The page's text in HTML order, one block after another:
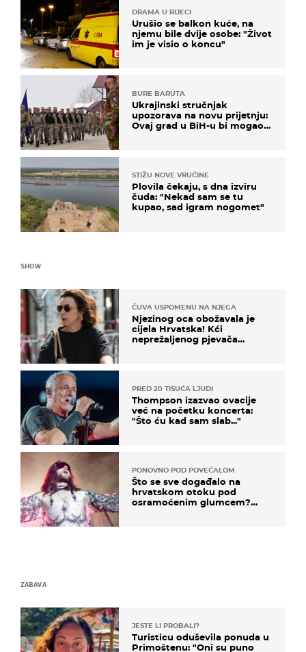
DRAMA U RIJECI
Urušio se balkon kuće, na
njemu bile dvije osobe: "Život
im je visio o koncu"
BURE BARUTA
Ukrajinski stručnjak
upozorava na novu prijetnju:
Ovaj grad u BiH-u bi mogao
STIŽU NOVE VRUĆINE
Plovila čekaju, s dna izviru
čuda: "Nekad sam se tu
kupao, sad igram nogomet"
SHOW
ČUVA USPOMENU NA NJEGA
Njezinog oca obožavala je
cijela Hrvatska! Kći
neprežaljenog pjevača
PRED 20 TISUĆA LJUDI
Thompson izazvao ovacije
već na početku koncerta:
"Što ću kad sam slab..."
PONOVNO POD POVEĆALOM
Što se sve događalo na
hrvatskom otoku pod
osramoćenim glumcem?
ZABAVA
JESTE LI PROBALI?
Turisticu oduševila ponuda u
Primoštenu: "Oni su puno